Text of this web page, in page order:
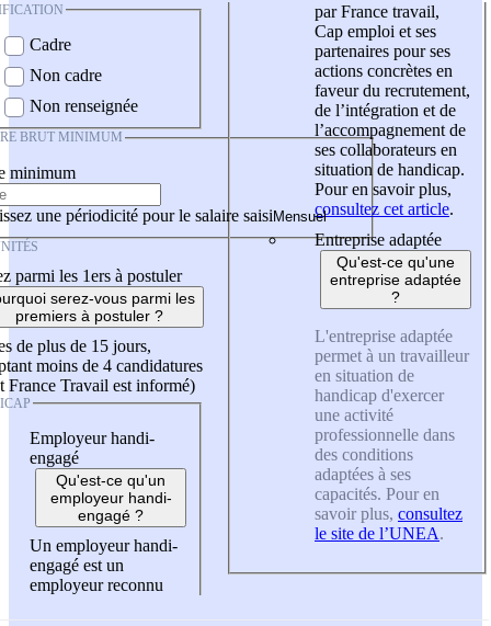
Cadre
Non cadre
Non renseignée
BRUT MINIMUM
minimum
une périodicité pour le salaire saisi
parmi les 1ers à postuler
serez-vous parmi les
premiers à postuler ?
de plus de 15 jours,
moins de 4 candidatures
France Travail est informé)
Employeur handi-
engagé
Qu'est-ce qu'un
employeur handi-
engagé ?
Un employeur handi-
engagé est un
employeur reconnu
par France travail,
Cap emploi et ses
partenaires pour ses
actions concrètes en
faveur du recrutement,
de l’intégration et de
l’accompagnement de
ses collaborateurs en
situation de handicap.
Pour en savoir plus,
consultez cet article.
Entreprise adaptée
Qu'est-ce qu'une
entreprise adaptée
?
L'entreprise adaptée
permet à un travailleur
en situation de
handicap d'exercer
une activité
professionnelle dans
des conditions
adaptées à ses
capacités. Pour en
savoir plus, consultez
le site de l’UNEA.